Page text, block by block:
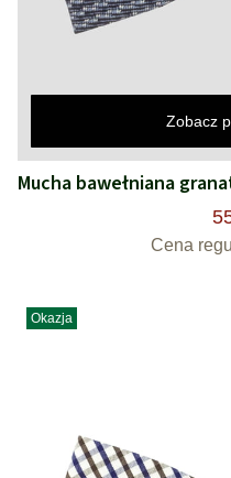
Zobacz
Mucha bawełniana
Cena
Okazja